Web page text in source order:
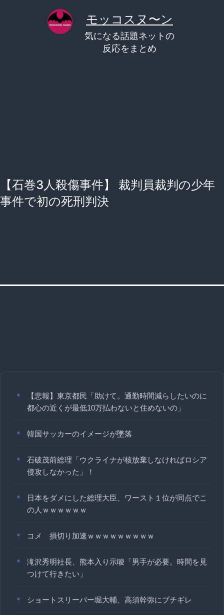
モッコスヌ〜ン
気になる話題ネットの
反応をまとめ
【石巻3人殺傷事件】 裁判員裁判の少年
事件で初の死刑判決
【悲報】東京都民「助けて。通勤時間減らしたいのに
都心の近くが最低10万払わないと住めないの」
韓国サッカーのイメージが墜落
石破茂前総理「ウクライナが核放棄しなければロシア
侵攻しなかった」！
日本をダメにした総理大臣、ワースト１位が同点でこ
の人ｗｗｗｗｗｗ
コメ 損切り加速ｗｗｗｗｗｗｗｗｗ
滝沢秀明社長、熊本入り示唆「男手が必要。時間を見
つけて行きたい」
ショートスリーパー堀大輔、高須幹弥にブチギレ